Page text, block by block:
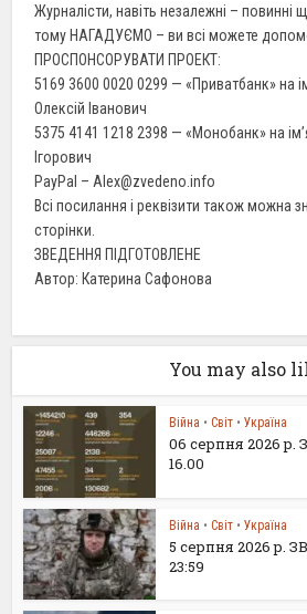
Журналісти, навіть незалежні – повинні
тому НАГАДУЄМО – ви всі можете
ПРОСПОНСОРУВАТИ ПРОЕКТ:
5169 3600 0020 0299 — «Приватбанк» на
Олексій Іванович
5375 4141 1218 2398 — «Монобанк» на
Ігорович
PayPal – Alex@zvedeno.info
Всі посилання і реквізити також можна
сторінки.
ЗВЕДЕННЯ ПІДГОТОВЛЕНЕ
Автор: Катерина Сафонова
You may also
Війна • Світ • Україна
06 серпня 2026
16.00
Війна • Світ • Україна
5 серпня 2026 р.
23:59